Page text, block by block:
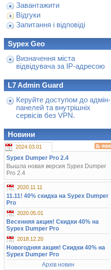
Завантажити
Відгуки
Запитання і відповіді
Sypex Geo
Визначення міста
відвідувача за IP-адресою
L7 Admin Guard
Керуйте доступом до адмін-
панелей та внутрішніх
сервісів без VPN.
Новини
2024.03.01
Sypex Dumper Pro 2.4
Вышла новая версия Sypex Dumper
Pro 2.4
2020.11.11
11.11! 40% скидка на Sypex Dumper
Pro
2020.05.01
Весенняя акция! Скидки 40% на
Sypex Dumper Pro
2018.12.20
Новогодняя акция! Скидки 40% на
Sypex Dumper Pro
Архів новин